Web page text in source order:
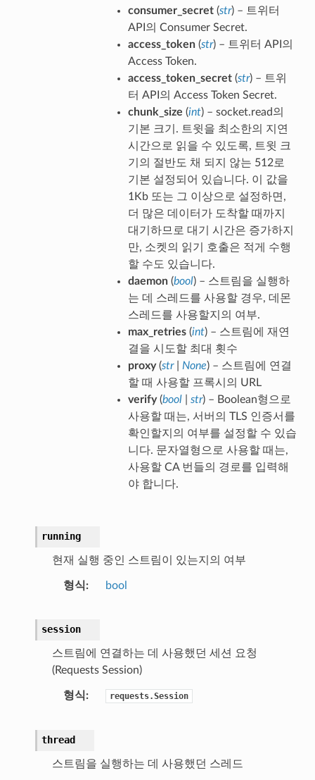
consumer_secret(str) – 트위터
API의 Consumer Secret.
access_token(str) – 트위터 API의
Access Token.
access_token_secret(str) – 트위
터 API의 Access Token Secret.
chunk_size (int) – socket.read의
기본 크기. 트윗을 최소한의 지연
시간으로 읽을 수 있도록, 트윗 크
기의 절반도 채 되지 않는 512로
기본 설정되어 있습니다. 이 값을
1Kb 또는 그 이상으로 설정하면,
더 많은 데이터가 도착할 때까지
대기하므로 대기 시간은 증가하지
만, 소켓의 읽기 호출은 적게 수행
할 수도 있습니다.
daemon(bool) – 스트림을 실행하
는 데 스레드를 사용할 경우, 데몬
스레드를 사용할지의 여부.
max_retries(int) – 스트림에 재연
결을 시도할 최대 횟수
proxy(str| None) – 스트림에 연결
할 때 사용할 프록시의 URL
verify(bool| str) – Boolean형으로
사용할 때는, 서버의 TLS 인증서를
확인할지의 여부를 설정할 수 있습
니다. 문자열형으로 사용할 때는,
사용할 CA 번들의 경로를 입력해
야 합니다.
running
현재 실행 중인 스트림이 있는지의 여부
형식 bool
session
스트림에 연결하는 데 사용했던 세션 요청
(Requests Session)
형식 requests.Session
thread
스트림을 실행하는 데 사용했던 스레드